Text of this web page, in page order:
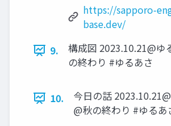
https://sapporo-
base.dev/
9.
構成図 2023.10.21@ゆ
の終わり #ゆるあさ
10.
今日の話
@秋の終わり #ゆるあ